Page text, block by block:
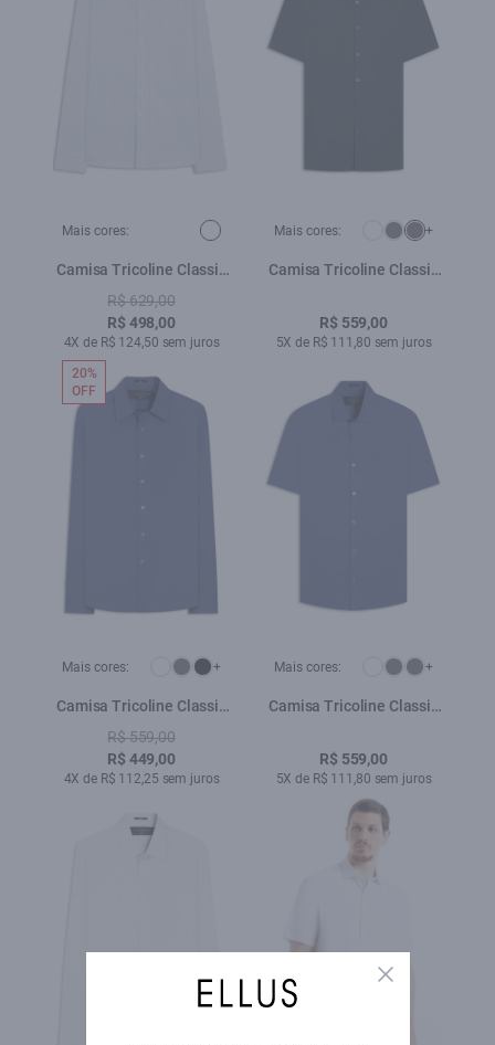
Mais cores:
Camisa Tricoline Classic
Anatomic Branco
R$ 629,00
R$ 498,00
4X de R$ 124,50 sem juros
Mais cores: +
Camisa Tricoline Classic
R$ 559,00
5X de R$ 111,80 sem juros
Mais cores: +
Camisa Tricoline Classic
New Italian Azul Jeans
R$ 559,00
R$ 449,00
4X de R$ 112,25 sem juros
20%
OFF
Mais cores: +
Camisa Tricoline Classic
R$ 559,00
5X de R$ 111,80 sem juros
Close